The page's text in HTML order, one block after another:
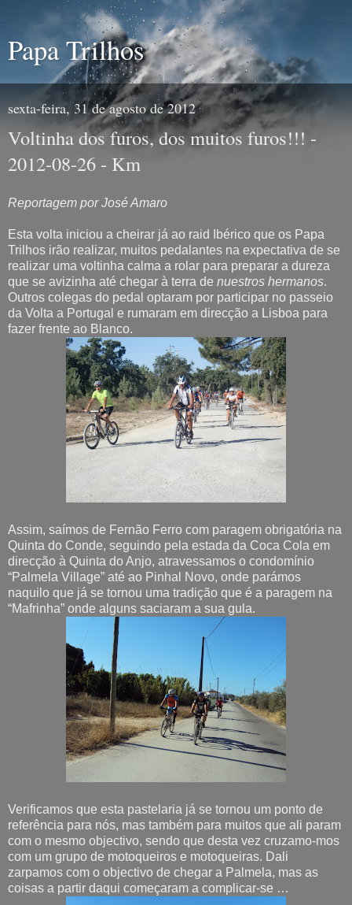
Papa Trilhos
sexta-feira, 31 de agosto de 2012
Voltinha dos furos, dos muitos furos!!! -
2012-08-26 - Km
Reportagem por José Amaro
Esta volta iniciou a cheirar já ao raid Ibérico que os Papa
Trilhos irão realizar, muitos pedalantes na expectativa de se
realizar uma voltinha calma a rolar para preparar a dureza
que se avizinha até chegar à terra de nuestros hermanos.
Outros colegas do pedal optaram por participar no passeio
da Volta a Portugal e rumaram em direcção a Lisboa para
fazer frente ao Blanco.
Assim, saímos de Fernão Ferro com paragem obrigatória na
Quinta do Conde, seguindo pela estada da Coca Cola em
direcção à Quinta do Anjo, atravessamos o condomínio
“Palmela Village” até ao Pinhal Novo, onde parámos
naquilo que já se tornou uma tradição que é a paragem na
“Mafrinha” onde alguns saciaram a sua gula.
Verificamos que esta pastelaria já se tornou um ponto de
referência para nós, mas também para muitos que ali param
com o mesmo objectivo, sendo que desta vez cruzamo-mos
com um grupo de motoqueiros e motoqueiras. Dali
zarpamos com o objectivo de chegar a Palmela, mas as
coisas a partir daqui começaram a complicar-se …